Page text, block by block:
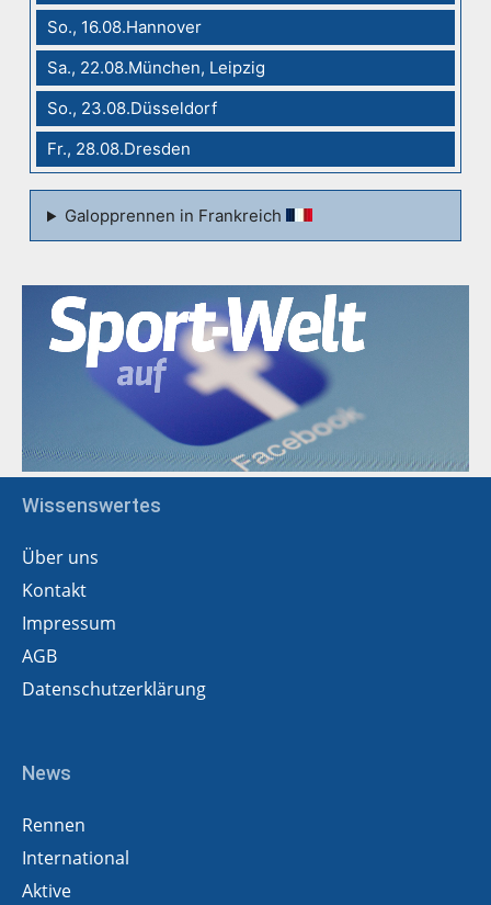
So., 16.08.Hannover
Sa., 22.08.München, Leipzig
So., 23.08.Düsseldorf
Fr., 28.08.Dresden
Galopprennen in Frankreich
Wissenswertes
Über uns
Kontakt
Impressum
AGB
Datenschutzerklärung
News
Rennen
International
Aktive